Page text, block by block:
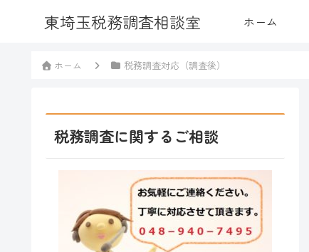
東埼玉税務調査相談室 ホーム
ホーム 税務調査対応（調査後）
税務調査に関するご相談